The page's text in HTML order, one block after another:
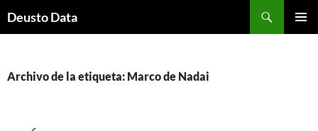
Deusto Data
Archivo de la etiqueta: Marco de Nadai